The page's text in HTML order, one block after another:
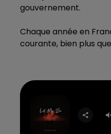
gouvernement.
Chaque année en
courante, bien plus